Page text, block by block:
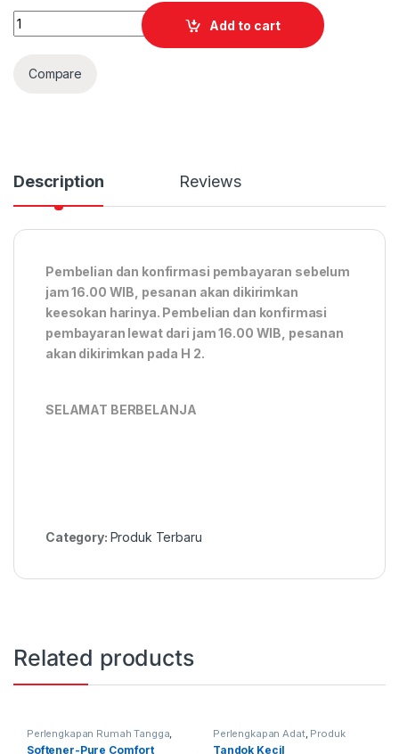
Quantity
Add to cart
Compare
Description Reviews
Pembelian dan konfirmasi pembayaran sebelum
jam 16.00 WIB, pesanan akan dikirimkan
keesokan harinya. Pembelian dan konfirmasi
pembayaran lewat dari jam 16.00 WIB, pesanan
akan dikirimkan pada H 2.
SELAMAT BERBELANJA
Category: Produk Terbaru
Related products
Perlengkapan Rumah Tangga
Produk Terbaru
Softener-Pure Comfort
Perlengkapan Adat, Produk
Terbaru Tandok
Tandok Kecil